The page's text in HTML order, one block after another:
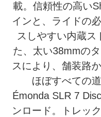
載。信頼性の高い
インと、ライドの
スしやすい内蔵ス
た、太い38mmの
スにより、舗装路
ほぼすべての
Émonda SLR 7
ンロード。トレッ